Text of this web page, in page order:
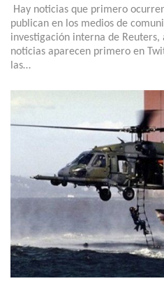
Hay noticias que primero
publican en los medios de
investigación interna de Reuters,
noticias aparecen primero en
las…